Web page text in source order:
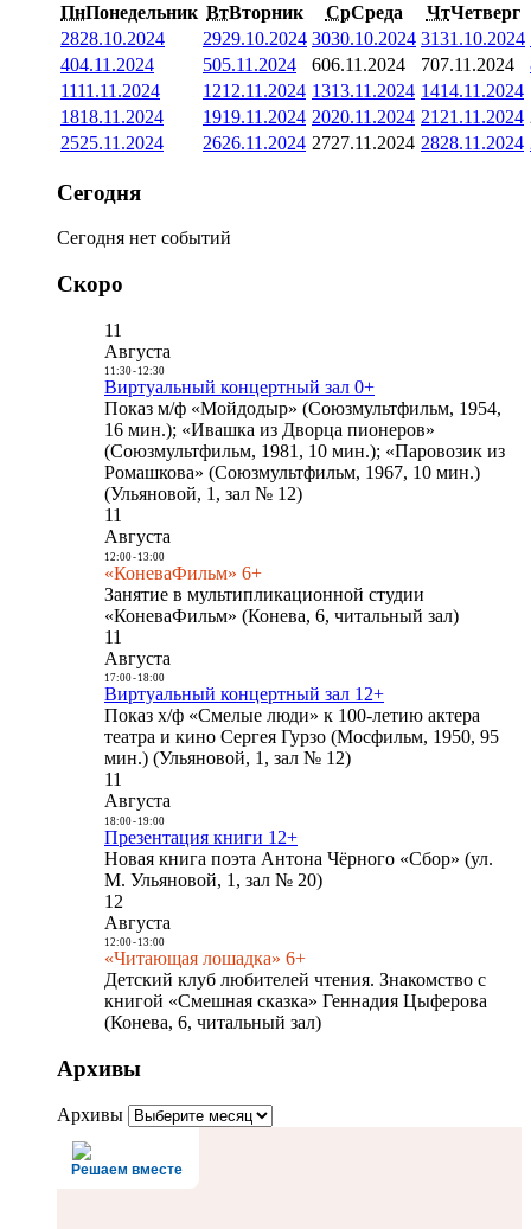
ПнПонедельник ВтВторник СрСреда ЧтЧетверг
2828.10.2024 2929.10.2024 3030.10.2024 3131.10.2024
404.11.2024 505.11.2024 606.11.2024 707.11.2024
1111.11.2024 1212.11.2024 1313.11.2024 1414.11.2024
1818.11.2024 1919.11.2024 2020.11.2024 21 21.11.2024
2525.11.2024 2626.11.2024 2727.11.2024 2828.11.2024
Сегодня
Сегодня нет событий
Скоро
11
Августа
11:30- 12:30
Виртуальный концертный зал 0+
Показ м/ф «Мойдодыр» (Союзмультфильм, 1954,
16 мин.); «Ивашка из Дворца пионеров»
(Союзмультфильм, 1981, 10 мин.); «Паровозик из
Ромашкова» (Союзмультфильм, 1967, 10 мин.)
(Ульяновой, 1, зал № 12)
11
Августа
12:00- 13:00
«КоневаФильм» 6+
Занятие в мультипликационной студии
«КоневаФильм» (Конева, 6, читальный зал)
11
Августа
17:00- 18:00
Виртуальный концертный зал 12+
Показ х/ф «Смелые люди» к 100-летию актера
театра и кино Сергея Гурзо (Мосфильм, 1950, 95
мин.) (Ульяновой, 1, зал № 12)
11
Августа
18:00- 19:00
Презентация книги 12+
Новая книга поэта Антона Чёрного «Сбор» (ул.
М. Ульяновой, 1, зал № 20)
12
Августа
12:00- 13:00
«Читающая лошадка» 6+
Детский клуб любителей чтения. Знакомство с
книгой «Смешная сказка» Геннадия Цыферова
(Конева, 6, читальный зал)
Архивы
Архивы
Решаем вместе